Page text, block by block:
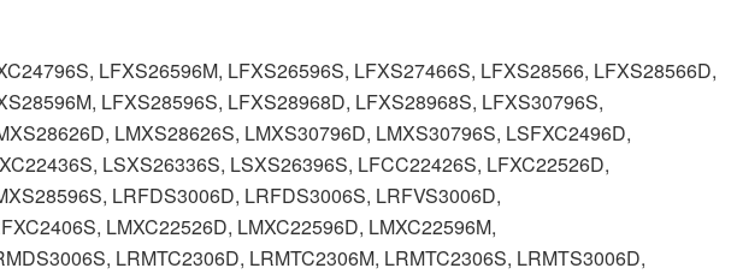
LFXS26596M, LFXS26596S, LFXS27466S, LFXS28566, LFXS28566D,
LFXS28596S, LFXS28968D, LFXS28968S, LFXS30796S,
LMXS28626S, LMXS30796D, LMXS30796S, LSFXC2496D,
LSXS26336S, LSXS26396S, LFCC22426S, LFXC22526D,
LRFDS3006D, LRFDS3006S, LRFVS3006D,
LMXC22526D, LMXC22596D, LMXC22596M,
LRMTC2306D, LRMTC2306M, LRMTC2306S, LRMTS3006D,